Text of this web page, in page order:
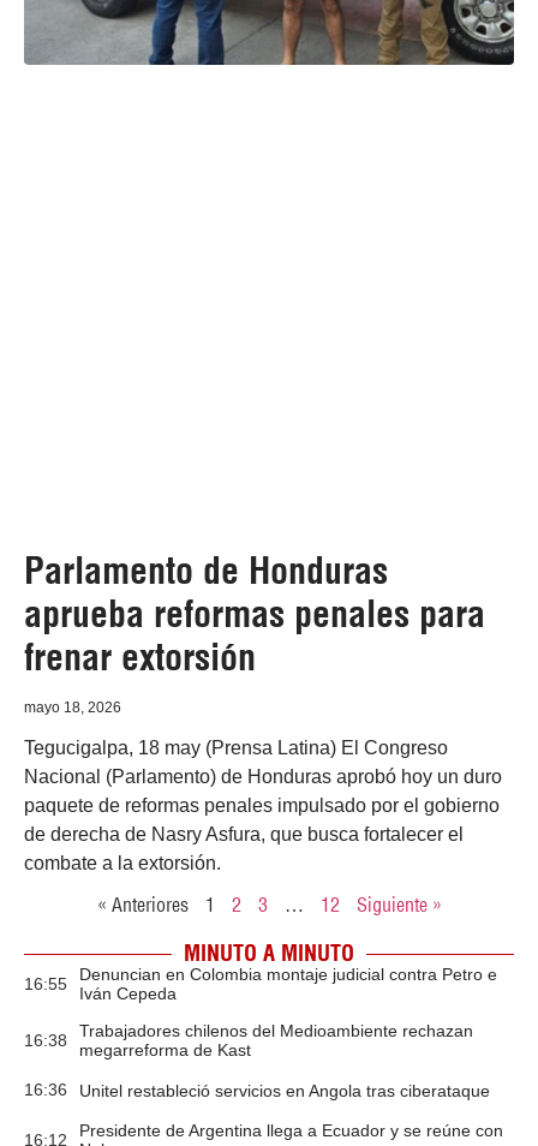
Parlamento de Honduras
aprueba reformas penales para
frenar extorsión
mayo 18, 2026
Tegucigalpa, 18 may (Prensa Latina) El Congreso
Nacional (Parlamento) de Honduras aprobó hoy un duro
paquete de reformas penales impulsado por el gobierno
de derecha de Nasry Asfura, que busca fortalecer el
combate a la extorsión.
« Anteriores 1 2 3 … 12 Siguiente »
MINUTO A MINUTO
16:55
Denuncian en Colombia montaje judicial contra Petro e
Iván Cepeda
16:38
Trabajadores chilenos del Medioambiente rechazan
megarreforma de Kast
16:36 Unitel restableció servicios en Angola tras ciberataque
16:12
Presidente de Argentina llega a Ecuador y se reúne con